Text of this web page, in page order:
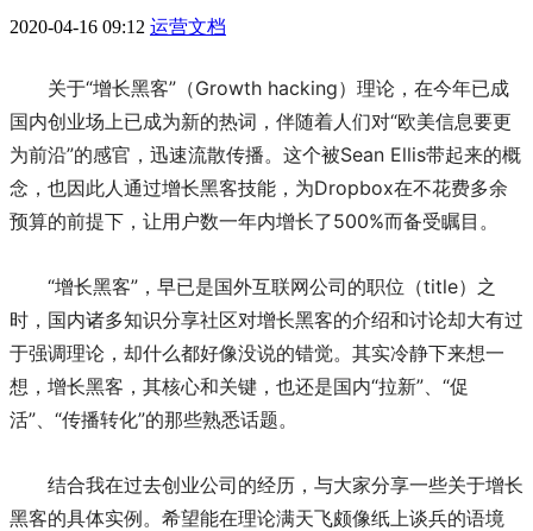
2020-04-16 09:12 运营文档
关于“增长黑客”（Growth hacking）理论，在今年已成
国内创业场上已成为新的热词，伴随着人们对“欧美信息要更
为前沿”的感官，迅速流散传播。这个被Sean Ellis带起来的概
念，也因此人通过增长黑客技能，为Dropbox在不花费多余
预算的前提下，让用户数一年内增长了500%而备受瞩目。
“增长黑客”，早已是国外互联网公司的职位（title）之
时，国内诸多知识分享社区对增长黑客的介绍和讨论却大有过
于强调理论，却什么都好像没说的错觉。其实冷静下来想一
想，增长黑客，其核心和关键，也还是国内“拉新”、“促
活”、“传播转化”的那些熟悉话题。
结合我在过去创业公司的经历，与大家分享一些关于增长
黑客的具体实例。希望能在理论满天飞颇像纸上谈兵的语境